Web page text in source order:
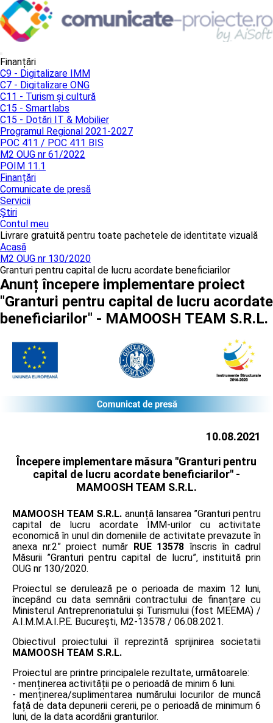
Finanțări
C9 - Digitalizare IMM
C7 - Digitalizare ONG
C11 - Turism și cultură
C15 - Smartlabs
C15 - Dotări IT & Mobilier
Programul Regional 2021-2027
POC 411 / POC 411 BIS
M2 OUG nr 61/2022
POIM 11.1
Finanțări
Comunicate de presă
Servicii
Știri
Contul meu
Livrare gratuită pentru toate pachetele de identitate vizuală
Acasă
M2 OUG nr 130/2020
Granturi pentru capital de lucru acordate beneficiarilor
Anunț începere implementare proiect
"Granturi pentru capital de lucru acordate
beneficiarilor" - MAMOOSH TEAM S.R.L.
10.08.2021
Începere implementare măsura "Granturi pentru
capital de lucru acordate beneficiarilor" -
MAMOOSH TEAM S.R.L.
MAMOOSH TEAM S.R.L. anunță lansarea ”Granturi pentru
capital de lucru acordate IMM-urilor cu activitate
economică în unul din domeniile de activitate prevazute în
anexa nr.2” proiect număr RUE 13578 înscris în cadrul
Măsurii ”Granturi pentru capital de lucru”, instituită prin
OUG nr 130/2020.
Proiectul se derulează pe o perioada de maxim 12 luni,
începând cu data semnării contractului de finanțare cu
Ministerul Antreprenoriatului și Turismului (fost MEEMA) /
A.I.M.M.A.I.P.E. București, M2-13578 / 06.08.2021.
Obiectivul proiectului îl reprezintă sprijinirea societatii
MAMOOSH TEAM S.R.L.
Proiectul are printre principalele rezultate, următoarele:
- menținerea activității pe o perioadă de minim 6 luni.
- menținerea/suplimentarea numărului locurilor de muncă
față de data depunerii cererii, pe o perioadă de minimum 6
luni, de la data acordării granturilor.